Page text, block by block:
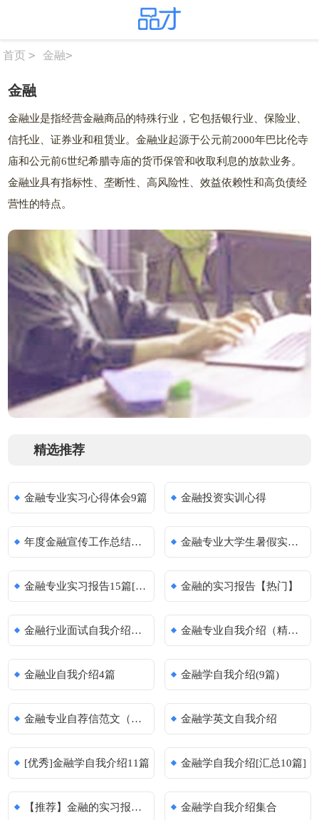
首页 > 金融>
金融
金融业是指经营金融商品的特殊行业，它包括银行业、保险业、
信托业、证券业和租赁业。金融业起源于公元前2000年巴比伦寺
庙和公元前6世纪希腊寺庙的货币保管和收取利息的放款业务。
金融业具有指标性、垄断性、高风险性、效益依赖性和高负债经
营性的特点。
精选推荐
金融专业实习心得体会9篇 金融投资实训心得
年度金融宣传工作总结怎么写及范文 金融专业大学生暑假实习报告（精选10篇）
金融专业实习报告15篇[实用] 金融的实习报告【热门】
金融行业面试自我介绍范文[精选] 金融专业自我介绍（精选28篇）
金融业自我介绍4篇 金融学自我介绍(9篇)
金融专业自荐信范文（荐） 金融学英文自我介绍
[优秀]金融学自我介绍11篇 金融学自我介绍[汇总10篇]
【推荐】金融的实习报告3篇 金融学自我介绍集合